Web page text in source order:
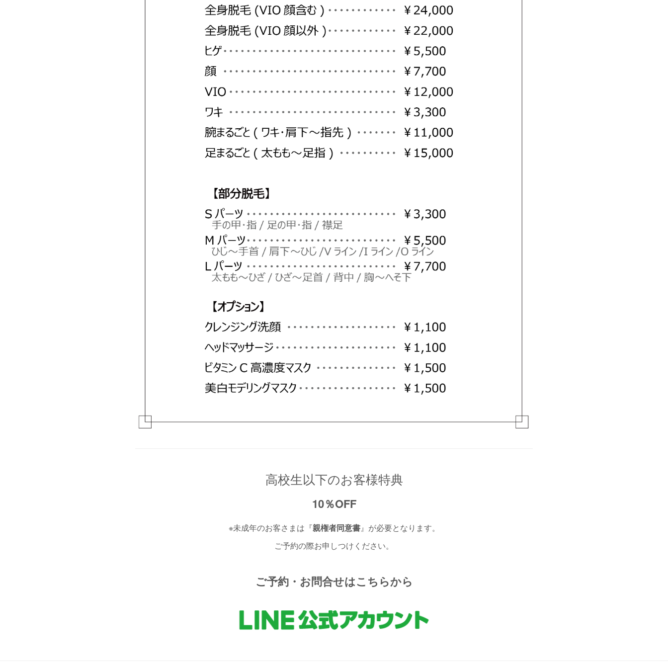
高校生以下のお客様特典
10％OFF
※未成年のお客さまは『親権者同意書』が必要となります。
ご予約の際お申しつけください。
ご予約・お問合せはこちらから